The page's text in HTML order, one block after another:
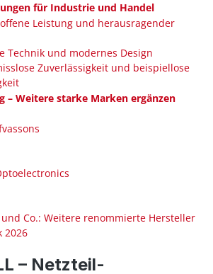
für Industrie und Handel
Leistung und herausragender
Technik und modernes Design
Zuverlässigkeit und beispiellose
– Weitere starke Marken ergänzen
Co.: Weitere renommierte Hersteller
2026
– Netzteil-